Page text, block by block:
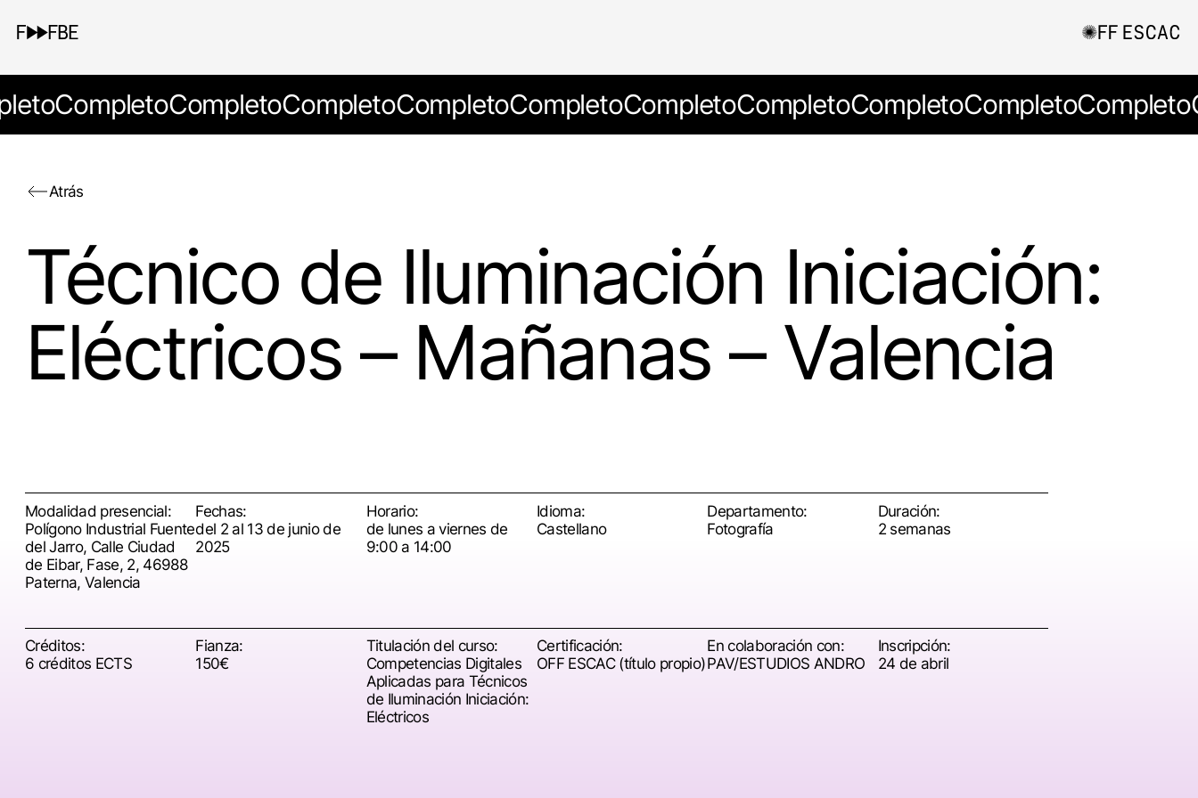
CompletoCompletoCompletoCompletoCompletoCompletoCompletoCompletoCompletoCompleto
Atrás
Técnico de Iluminación Iniciación:
Eléctricos – Mañanas – Valencia
Modalidad presencial:
Polígono Industrial Fuente
del Jarro, Calle Ciudad
de Eibar, Fase, 2, 46988
Paterna, Valencia
Fechas:
del 2 al 13 de junio de
2025
Horario:
de lunes a viernes de
9:00 a 14:00
Idioma:
Castellano
Departamento:
Fotografía
Duración:
2 semanas
Créditos:
6 créditos ECTS
Fianza:
150€
Titulación del curso:
Competencias Digitales
Aplicadas para Técnicos
de Iluminación Iniciación:
Eléctricos
Certificación:
OFF ESCAC (título propio)
En colaboración con:
PAV/ESTUDIOS ANDRO
Inscripción:
24 de abril